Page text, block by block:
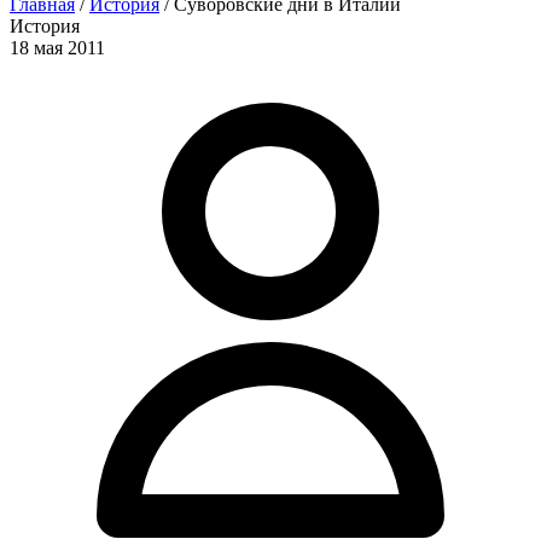
История
18 мая 2011